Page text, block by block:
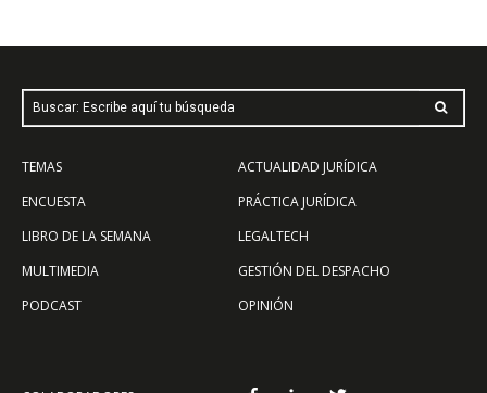
Buscar: Escribe aquí tu búsqueda
TEMAS
ENCUESTA
LIBRO DE LA SEMANA
MULTIMEDIA
PODCAST
ACTUALIDAD JURÍDICA
PRÁCTICA JURÍDICA
LEGALTECH
GESTIÓN DEL DESPACHO
OPINIÓN